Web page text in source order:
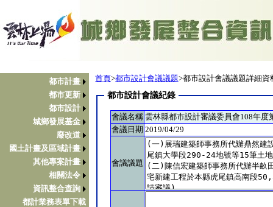
都市計畫
都市更新
都市設計
城鄉發展基金
廢改道
國土計畫及區域計畫
其他專案計畫
相關法令
資訊整合查詢
都計業務表單下載
首頁>都市設計會議議題>都市設計會議議題詳細資
都市設計會議紀錄
會議名稱 雲林縣都市設計審議委員會108年度
會議日期 2019/04/29
會議議題